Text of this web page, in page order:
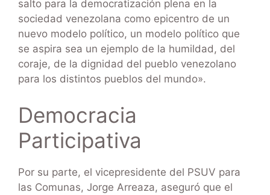
salto para la democratización plena en la
sociedad venezolana como epicentro de un
nuevo modelo político, un modelo político que
se aspira sea un ejemplo de la humildad, del
coraje, de la dignidad del pueblo venezolano
para los distintos pueblos del mundo».
Democracia
Participativa
Por su parte, el vicepresidente del PSUV para
las Comunas, Jorge Arreaza, aseguró que el